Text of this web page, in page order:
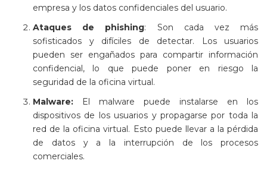
empresa y los datos confidenciales del usuario.
Ataques de phishing: Son cada vez más
sofisticados y difíciles de detectar. Los usuarios
pueden ser engañados para compartir información
confidencial, lo que puede poner en riesgo la
seguridad de la oficina virtual.
Malware: El malware puede instalarse en los
dispositivos de los usuarios y propagarse por toda la
red de la oficina virtual. Esto puede llevar a la pérdida
de datos y a la interrupción de los procesos
comerciales.